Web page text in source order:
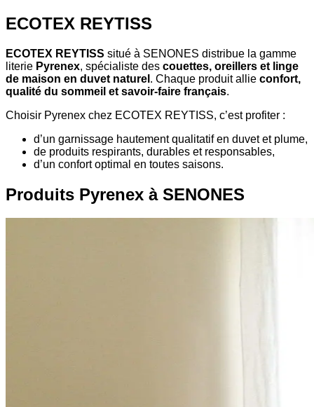
ECOTEX REYTISS
ECOTEX REYTISS situé à SENONES distribue la gamme
literie Pyrenex, spécialiste des couettes, oreillers et linge
de maison en duvet naturel . Chaque produit allie confort,
qualité du sommeil et savoir-faire français.
Choisir Pyrenex chez ECOTEX REYTISS, c’est profiter :
d’un garnissage hautement qualitatif en duvet et plume,
de produits respirants, durables et responsables,
d’un confort optimal en toutes saisons.
Produits Pyrenex à SENONES